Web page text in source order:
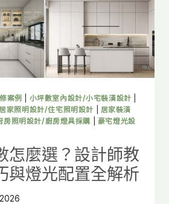
案例 小坪數室內設計/小宅裝潢設計
家照明設計/住宅照明設計
居家裝潢
房照明設計/廚房燈具採購
豪宅燈光設
怎麼選？設計師教
與燈光配置全解析